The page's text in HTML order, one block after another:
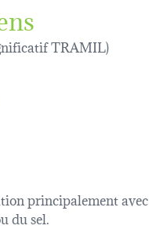
TRAMIL)
principalement avec
du sel.